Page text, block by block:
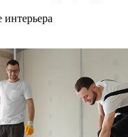
интерьера